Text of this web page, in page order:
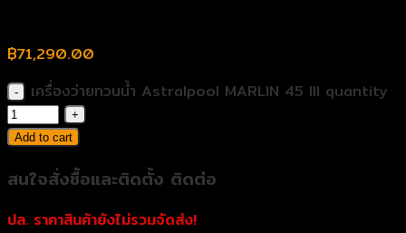
฿71,290.00
เครื่องว่ายทวนน้ำ Astralpool MARLIN 45 III quantity
Add to cart
สนใจสั่งซื้อและติดตั้ง ติดต่อ
ปล. ราคาสินค้ายังไม่รวมจัดส่ง!